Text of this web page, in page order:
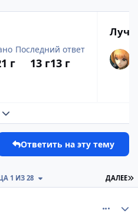
г
Последний ответ
13 г13 г
Развернуть обзор темы
Ответить на эту тему
ДАЛЕЕ
1 ИЗ 28